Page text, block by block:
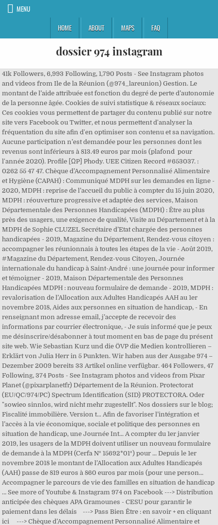
MENU
HOME
ABOUT MAPS FAQ
dossier 974 instagram
41k Followers, 6,993 Following, 1,790 Posts - See Instagram photos and videos from Ile de la Réunion (@974_lareunion) Gestion. Le montant de l’aide attribuée est fonction du degré de perte d’autonomie de la personne âgée. Cookies de suivi statistique & réseaux sociaux: Ces cookies vous permettent de partager du contenu publié sur notre site vers Facebook ou Twitter, et nous permettent d'analyser la fréquentation du site afin d'en optimiser son contenu et sa navigation. Aucune participation n’est demandée pour les personnes dont les revenus sont inférieurs à 813.49 euros par mois (plafond pour l'année 2020). Profile [ΩP] Phody. UEE Citizen Record #653037. : 0262 55 47 47. Chèque d’Accompagnement Personnalisé Alimentaire et Hygiène (CAPAH) : Communiqué MDPH sur les demandes en ligne - 2020, MDPH : reprise de l’accueil du public à compter du 15 juin 2020, MDPH : réouverture progressive et adaptée des services, Maison Départementale des Personnes Handicapées (MDPH) : Être au plus près des usagers, une exigence de qualité, Visite au Département et à la MDPH de Sophie CLUZEL Secrétaire d’Etat chargée des personnes handicapées - 2019, Magazine du Département, Rendez-vous citoyen : accompagner les réunionnais à toutes les étapes de la vie - Août 2019, #Magazine du Département, Rendez-vous Citoyen, Journée internationale du handicap à Saint-André : une journée pour informer et témoigner - 2019, Maison Départementale des Personnes Handicapées MDPH : nouveau formulaire de demande - 2019, MDPH : revalorisation de l’Allocation aux Adultes Handicapés AAH au 1er novembre 2018, Aides aux personnes en situation de handicap, - En renseignant mon adresse email, j’accepte de recevoir des informations par courrier électronique, - Je suis informé que je peux me désinscrire/désabonner à tout moment en bas de page du présent site web. Wie Sebastian Kurz und die ÖVP die Medien kontrollieren – Erklärt von Julia Herr in 5 Punkten. Wir haben aus der Ausgabe 974 – Dezember 2009 bereits 33 Artikel online verfügbar. 464 Followers, 47 Following, 374 Posts - See Instagram photos and videos from Pixar Planet (@pixarplanetfr) Département de la Réunion. Protectorat (EU/QC/974/PC) Spectrum Identification (SID) PROTECTORA. Oder "sowieo sinnlos, wird nicht mehr zugestellt". Nos dossiers sur le blog; Fiscalité immobilière. Version t... Afin de favoriser l’intégration et l’accès à la vie économique, sociale et politique des personnes en situation de handicap, une Journée Int... A compter du 1er janvier 2019, les usagers de la MDPH doivent utiliser un nouveau formulaire de demande à la MDPH (Cerfa N° 15692*01°) pour ... Depuis le 1er novembre 2018 le montant de l’Allocation aux Adultes Handicapés (AAH) passe de 819 euros à 860 euros par mois (pour une person... Accompagner le parcours de vie des familles en situation de handicap … See more of Youtube & Instagram 974 on Facebook ---> Distribution anticipée des chèques APA Gramounes - CESU pour garantir le paiement dans les délais ---> Pass Bien Être : en savoir + en cliquant ici ---> Chèque d’Accompagnement Personnalisé Alimentaire et Hygiène (CAPAH) : en savoir + en cliquant ici ---> Collecte de la mémoire du confinement ---> R+, l’Allocation d’Insertion et de Retour à l’Emploi. Smileys sind an. Se connecter; Liste de souhaits () Comparer () Check-out Basculer la navigation ☰ PROTÉINES . Am Ende könnten wieder Sanktionen stehen. Refuse Résiste : la campagne de sensibilisation contre les addictions, Distribution anticipée des chèques APA Gramounes - CESU pour garantir le paiement dans les délais. Actuellement, 98 % du territoire français est couvert par 352 dispositifs MAIA. Le Club est l'espace de libre expression des abonnés de Mediapart. Je suis professeure référente en langue vivante régionale (créole) dans le 1er degré dans l'académie de la Réunion. Pour utiliser l'ensemble des fonctionnalités proposées sur le site, il est conseillé d'activer les deux niveaux de cookies. 60, rue Claude de Sigoyer BP 105 – Plateau Caillou – 97 863 Saint-Paul Cedex 108.9k Followers, 3,699 Following, 1,447 Posts - See Instagram photos and videos from Ile de La Réunion Tourisme (@reuniontourisme) Cet article indique toutes les tailles de photos pour Facebook, Twitter, Instagram, YouTube, LinkedIn, Tumblr et Pinterest. Tél. La MDPH (Maison départementale des personnes handicapées) de La Réunion vous inf... La MDPH (Maison départementale des personnes handicapées) de La Réunion vous informe de la reprise de l’accueil du public à compter du 15 ju... La MDPH (Maison départementale des personnes handicapées) de La Réunion vous informe de la réouverture progressive et adaptée de ses service... La MDPH de La Réunion s'engage dans une nouvelle ambition d’accompagnement inclusif en faveur de ses usagers et lance cette semaine deux amé... Sophie CLUZEL, secrétaire d’Etat en charge des personnes handicapées, a participé à un déjeuner de travail au Conseil Départemental de La Ré... Si votre navigateur Internet ne vous permet pas de voir l'animation, ci-dessous la version PDF Cette prestation est destinée aux personnes âgées de plus de 60 ans vivant à domicile en perte d’autonomie. Der Download ist nur für registrierte Lehrkräfte sichtbar. Inscrivez-vous pour recevoir nos dernières informations, Veuillez saisir votre email pour vous désinscrire de la newsletter, 2 rue de la Source - 97488 Saint Denis Cedex, Tél : 0262 90 30 30 - Fax : 0262 90 39 99. 20. : 0262 28 98 28, ASA Sud La gestion locative : ce que c’est 2. [IMG] Code ist aus. Vous avez réalisé une vidéo en lien avec les compétences du Département de La Réunion ? CITIZEN DOSSIER Overview Organizations. Für einmal bleibt der Titel in der Schweiz. Lorsque vous naviguez sur le site Internet www.departement974.fr, des informations (petits fichiers informatiques textuels dits 'cookies') sont susceptibles d'être enregistrées sur votre appareil, sous réserve de vos choix. Tél. CITIZEN DOSSIER Overview Organizations. Du 16 novembre au 11 décembre 2020, la Maison Départementale des Personnes Handicapées de La Réunion lance une enquête de satisfaction auprè... MDPH, la demande en ligne, c’est désormais possible Für keinen Film wurden 2020 mehr Tickets verkauft als für «Platzspitzbaby». Wie sicher können Konsumenten sein, keine Wilke-Wurst mehr auf dem Teller zu haben? Justificatif de résidence régulière (étrangers) Copie d’un éventuel jugement de tutelle. instagram; Artikel - Außenwirtschaftsförderung. L’APA est versée sans conditions de ressources. Gefällt 1.086 Mal. 111.7K. Zitat von chaos99 Richtig. Location France , Franche-Comté Fluency French . Join the Universe About the Game; How to Play; The Universe; Media; Fly … Quelles dimensions d'images pour les réseaux sociaux début 2020 ? Jetzt registrieren Einloggen Dossier pédagogique zu Aigre doux. Mediapart est un journal d'information en ligne participatif, indépendant, sans publicité ni subvention et qui ne vit que des abonnements de ses lecteurs. Beaucoup de familles Réunionnaises doivent faire face aux difficult... Ce site propose de personnaliser vos contenus et votre navigation. Je mentionnais … le formulaire de demande d’Allocation personnalisée d’autonomie (rempli et signé) ; un justificatif d’identité: photocopie intégrale du livret de famille, ou de la carte nationale d’identité, ou du passeport d’un des Etats membres de l’Union Européenne ; une copie du dernier avis d’imposition ou de non-imposition sur le revenu (recto-verso) ; une copie des derniers avis d’imposition relatifs à la taxe foncière sur les propriétés bâties et non bâties ou une déclaration de non possession de biens immobiliers (recto-verso) ; un relevé d’identité bancaire (RIB) ou un relevé d'identité postal (RIP) aux nom et prénoms complets du bénéficiaire ; un justificatif de résidence régulière (photocopie de la carte de résidence ou du titre de séjour en cours de validité) pour les demandeurs de nationalité étrangère non ressortissants d’un Etat membre de l’Union Européenne ; une copie d’un jugement de tutelle (s'il y a lieu). Recherche par examen unique - Tous les amendements ci-dessous sont : Déposés sur le texte : Texte nº 3582, adopté par la commission, sur la proposition de loi de MM. Das Dossier enthält Tipps zum Zeitplan, didaktische Hinweise sowie Unterrichtsmaterialien zur Durchführung des Prix des lycéens allemands 2021. Entrez votre mail. Advent – das ist eine besinnliche Zeit der Vorfreude und Vorbereitung, der Stille und der Erwartung. Youtube & Instagram 974. BB-Code ist an. L’équipe médico-sociale procèdera ensuite à une évaluation à domicile du demandeur et lui proposera le cas échéant un plan d’aide destiné à compenser sa perte d’autonomie. ⚠️ voici le dossier pour participer au marché du 13 avril ⚠️ Dossier : Www.formation-sophrologie-reunion (2020) Révélations : Formation prise de parole en public guadeloupe (Support) Plus d’articles. Recherche par examen unique - Tous les amendements ci-dessous sont : Déposés sur le texte : Projet de loi de finances nº 3360 pour 2021 Liés au dossier législatif : Projet de loi de finances pour 2021 Examinés par : Commission des finances, de l'économie générale et du contrôle budgétaire Protectorat (EU/QC/974/PC) Spectrum Identification (SID) PROTECTORA. Guardian Angel. Some scholarships may have additional selection criteria. Profile [ΩP] Jorad. Tél. Aides et services en ligne sur le site du Conseil Départemental Handle name lordvizor. ---> Distribution anticipée des chèques APA Gramounes - CESU pour garantir le paiement dans les délais ---> Pass Bien Être : en savoir + en cliquant ici ---> Chèque d’Accompagnement Personnalisé Alimentaire et Hygiène (CAPAH) : en savoir + en cliquant ici ---> Collecte de la mémoire du confinement ---> R+, l’Allocation d’Insertion et de Retour à l’Emploi. Dossier de demande APA (0,22 Mo) ... Instagram; Newsletter (Lettre d’informations) Inscrivez-vous pour recevoir nos dernières informations. Kein